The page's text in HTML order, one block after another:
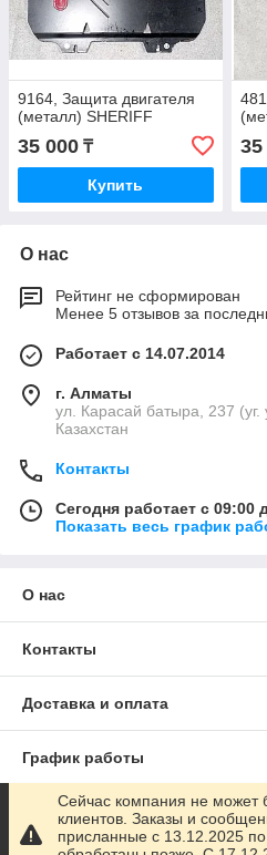
9164, Защита двигателя
(металл) SHERIFF
35 000 ₸
Купить
35
О нас
Рейтинг не сформирован
Менее 5 отзывов за
Работает с 14.07.2014
г. Алматы
ул. Карасай батыра, 237
Казахстан
Контакты
Сегодня работает с 09:00
Показать весь график
О нас
Контакты
Доставка и оплата
График работы
Полная версия сайта
Сейчас компания не может
клиентов. Заказы и
присланные с 13.12.2025